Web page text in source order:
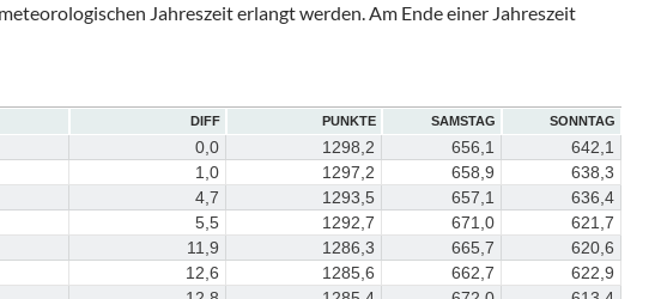
Jahreszeit erlangt werden. Am Ende einer Jahreszeit
DIFF PUNKTE SAMSTAG SONNTAG
0,0 1298,2 656,1
642,1
1,0 1297,2 658,9
638,3
4,7 1293,5 657,1
636,4
5,5 1292,7 671,0
621,7
11,9 1286,3 665,7
620,6
12,6 1285,6 662,7
622,9